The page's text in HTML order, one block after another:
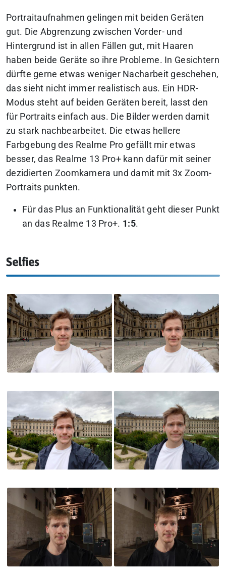
Portraitaufnahmen gelingen mit beiden Geräten
gut. Die Abgrenzung zwischen Vorder- und
Hintergrund ist in allen Fällen gut, mit Haaren
haben beide Geräte so ihre Probleme. In Gesichtern
dürfte gerne etwas weniger Nacharbeit geschehen,
das sieht nicht immer realistisch aus. Ein HDR-
Modus steht auf beiden Geräten bereit, lasst den
für Portraits einfach aus. Die Bilder werden damit
zu stark nachbearbeitet. Die etwas hellere
Farbgebung des Realme Pro gefällt mir etwas
besser, das Realme 13 Pro+ kann dafür mit seiner
dezidierten Zoomkamera und damit mit 3x Zoom-
Portraits punkten.
Für das Plus an Funktionalität geht dieser Punkt
an das Realme 13 Pro+. 1:5.
Selfies